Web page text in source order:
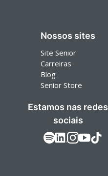
Nossos sites
Site Senior
Carreiras
Blog
Senior Store
Estamos nas redes
sociais